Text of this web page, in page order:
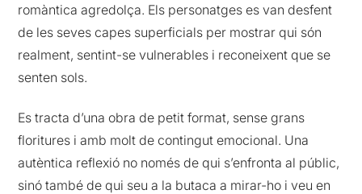
romàntica agredolça. Els personatges es van desfent
de les seves capes superficials per mostrar qui són
realment, sentint-se vulnerables i reconeixent que se
senten sols.
Es tracta d’una obra de petit format, sense grans
floritures i amb molt de contingut emocional. Una
autèntica reflexió no només de qui s’enfronta al públic,
sinó també de qui seu a la butaca a mirar-ho i veu en